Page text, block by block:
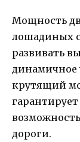
Мощность
лошадиных
развивать
динамичное
крутящий
дороги.